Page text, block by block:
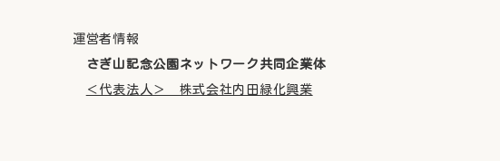
運営者情報
さぎ山記念公園ネットワーク共同企業体
＜代表法人＞ 株式会社内田緑化興業